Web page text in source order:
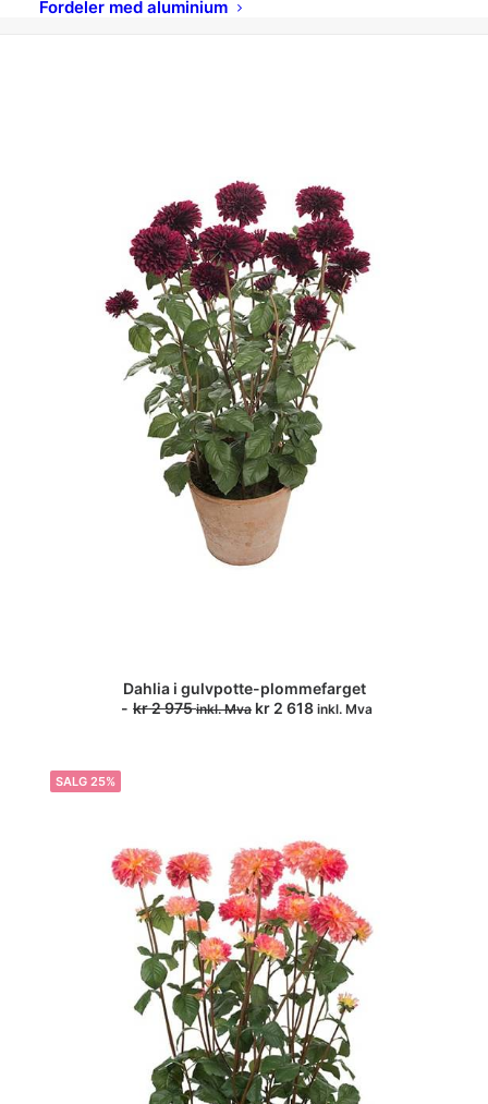
Fordeler med aluminium
LEGG I HANDLEKURV
Dahlia i gulvpotte-plommefarget
kr2 975 inkl. Mva kr 2 618 inkl. Mva
SALG 25%